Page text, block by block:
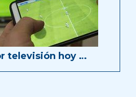
televisión hoy …